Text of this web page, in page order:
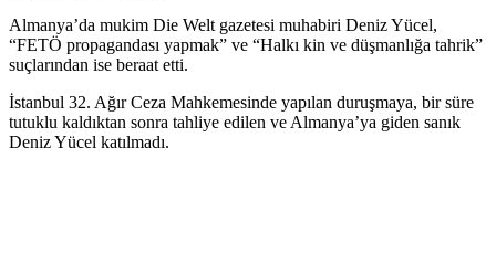
Almanya’da mukim Die Welt gazetesi muhabiri Deniz Yücel,
“FETÖ propagandası yapmak” ve “Halkı kin ve düşmanlığa tahrik”
suçlarından ise beraat etti.
İstanbul 32. Ağır Ceza Mahkemesinde yapılan duruşmaya, bir süre
tutuklu kaldıktan sonra tahliye edilen ve Almanya’ya giden sanık
Deniz Yücel katılmadı.